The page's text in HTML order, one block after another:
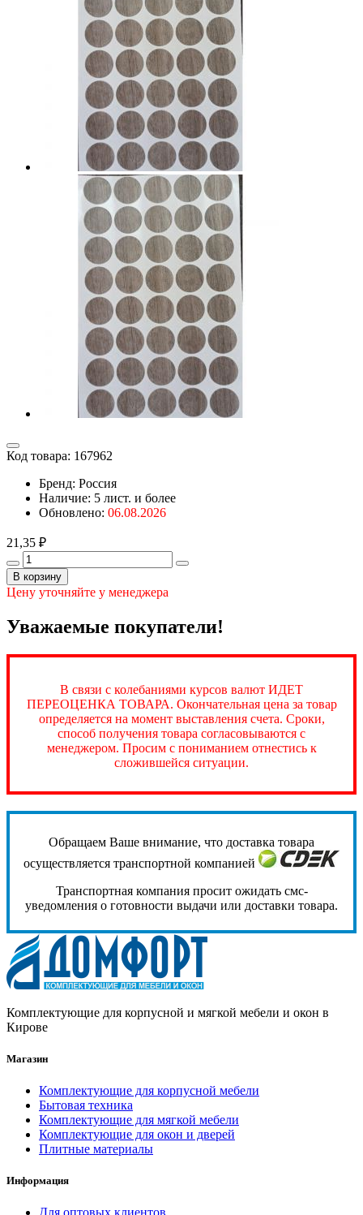
Код товара: 167962
Бренд: Россия
Наличие: 5 лист. и более
Обновлено: 06.08.2026
21,35 ₽
В корзину
Цену уточняйте у менеджера
Уважаемые покупатели!
В связи с колебаниями курсов валют ИДЕТ
ПЕРЕОЦЕНКА ТОВАРА. Окончательная цена за товар
определяется на момент выставления счета. Сроки,
способ получения товара согласовываются с
менеджером. Просим с пониманием отнестись к
сложившейся ситуации.
Обращаем Ваше внимание, что доставка товара
осуществляется транспортной компанией
Транспортная компания просит ожидать смс-
уведомления о готовности выдачи или доставки товара.
Комплектующие для корпусной и мягкой мебели и окон в
Кирове
Магазин
Комплектующие для корпусной мебели
Бытовая техника
Комплектующие для мягкой мебели
Комплектующие для окон и дверей
Плитные материалы
Информация